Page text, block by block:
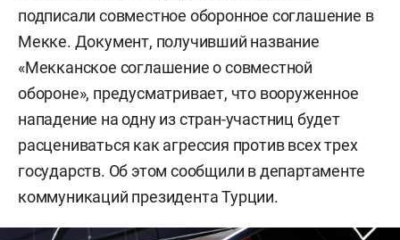
подписали совместное оборонное соглашение в
Мекке. Документ, получивший название
«Мекканское соглашение о совместной
обороне», предусматривает, что вооруженное
нападение на одну из стран-участниц будет
расцениваться как агрессия против всех трех
государств. Об этом сообщили в департаменте
коммуникаций президента Турции.